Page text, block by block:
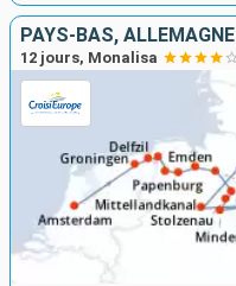
PAYS-BAS, ALLEMAGNE
12 jours, Monalisa